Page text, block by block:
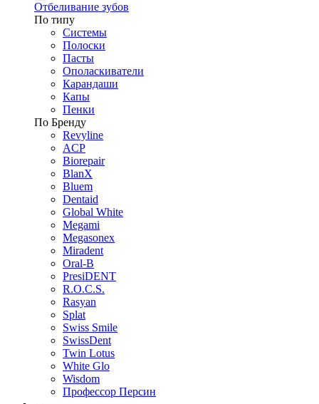
Отбеливание зубов
По типу
Системы
Полоски
Пасты
Ополаскиватели
Карандаши
Капы
Пенки
По Бренду
Revyline
ACP
Biorepair
BlanX
Bluem
Dentaid
Global White
Megami
Megasonex
Miradent
Oral-B
PresiDENT
R.O.C.S.
Rasyan
Splat
Swiss Smile
SwissDent
Twin Lotus
White Glo
Wisdom
Профессор Персин